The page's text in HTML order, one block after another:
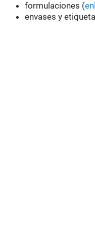
formulaciones (
envases y